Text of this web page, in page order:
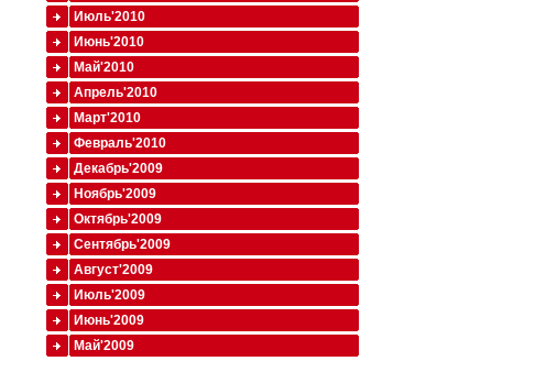
Июль'2010
Июнь'2010
Май'2010
Апрель'2010
Март'2010
Февраль'2010
Декабрь'2009
Ноябрь'2009
Октябрь'2009
Сентябрь'2009
Август'2009
Июль'2009
Июнь'2009
Май'2009